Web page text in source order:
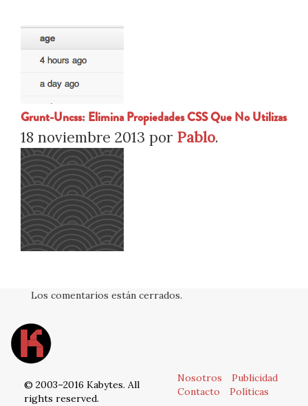
Grunt-Uncss: Elimina Propiedades CSS Que No Utilizas
18 noviembre 2013 por Pablo.
Los comentarios están cerrados.
© 2003–2016 Kabytes. All
rights reserved.
Nosotros
Publicidad
Contacto
Políticas